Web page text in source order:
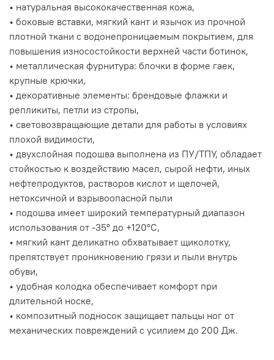
• натуральная высококачественная кожа,
• боковые вставки, мягкий кант и язычок из прочной
плотной ткани с водонепроницаемым покрытием, для
повышения износостойкости верхней части ботинок,
• металлическая фурнитура: блочки в форме гаек,
крупные крючки,
• декоративные элементы: брендовые флажки и
репликиты, петли из стропы,
• световозвращающие детали для работы в условиях
плохой видимости,
• двухслойная подошва выполнена из ПУ/ТПУ, обладает
стойкостью к воздействию масел, сырой нефти, иных
нефтепродуктов, растворов кислот и щелочей,
нетоксичной и взрывоопасной пыли
• подошва имеет широкий температурный диапазон
использования от -35° до +120°С,
• мягкий кант деликатно обхватывает щиколотку,
препятствует проникновению грязи и пыли внутрь
обуви,
• удобная колодка обеспечивает комфорт при
длительной носке,
• композитный подносок защищает пальцы ног от
механических повреждений с усилием до 200 Дж.